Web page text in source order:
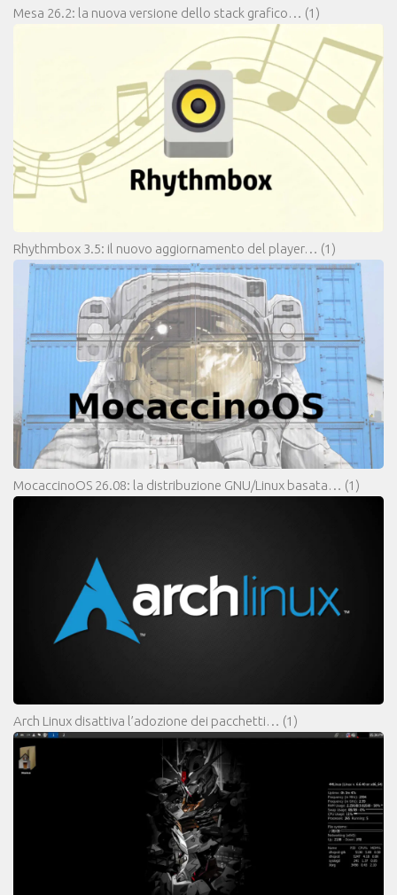
Mesa 26.2: la nuova versione dello stack grafico… (1)
Rhythmbox 3.5: il nuovo aggiornamento del player… (1)
MocaccinoOS 26.08: la distribuzione GNU/Linux basata… (1)
Arch Linux disattiva l’adozione dei pacchetti… (1)